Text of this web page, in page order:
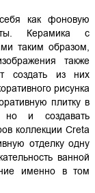
как фоновую
Керамика с
таким образом,
также
создать из них
рисунка
плитку в
но и создавать
коллекции Creta
отделку одну
ванной
именно в том